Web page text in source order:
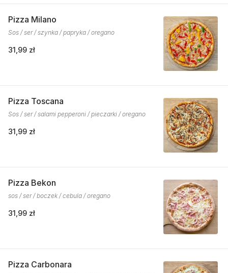
Pizza Milano
Sos / ser / szynka / papryka / oregano
31,99 zł
Pizza Toscana
Sos / ser / salami pepperoni / pieczarki / oregano
31,99 zł
Pizza Bekon
sos / ser / boczek / cebula / oregano
31,99 zł
Pizza Carbonara